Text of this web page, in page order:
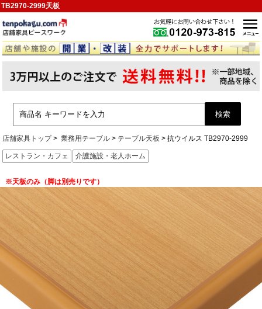
TB2970-2999天板
店舗家具トップ 業務用テーブル テーブル天板 抗ウイルス TB2970-2999
レストラン・カフェ 介護施設・老人ホーム
※天板のみ（脚は別売りです）